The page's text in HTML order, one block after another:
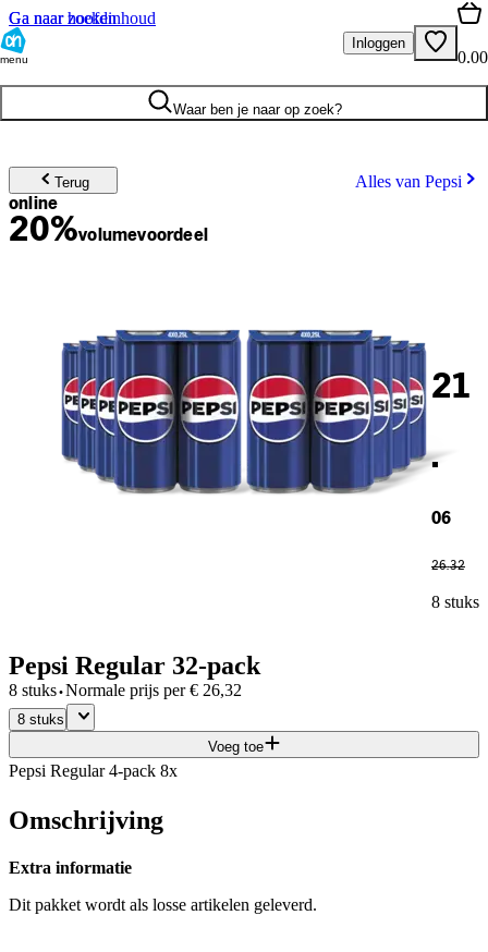
Ga naar hoofdinhoud
Ga naar zoeken
menu
Inloggen
0.00
Waar ben je naar op zoek?
Terug Alles van Pepsi
online
20%volumevoordeel
21
.
06
26.32
8 stuks
Pepsi Regular 32-pack
8 stuks·Normale prijs per € 26,32
8 stuks
Voeg toe
Pepsi Regular 4-pack 8x
Omschrijving
Extra informatie
Dit pakket wordt als losse artikelen geleverd.